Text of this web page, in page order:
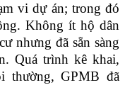
vi dự án; trong đó
Không ít hộ dân
nhưng đã sẵn sàng
Quá trình kê khai,
thường, GPMB đã